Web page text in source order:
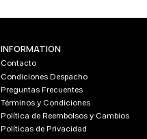
INFORMATION
Contacto
Condiciones Despacho
Preguntas Frecuentes
Términos y Condiciones
Política de Reembolsos y Cambios
Políticas de Privacidad